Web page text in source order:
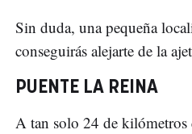
Sin duda, una pequeña
conseguirás alejarte de la
PUENTE LA REINA
A tan solo 24 de kilómetros